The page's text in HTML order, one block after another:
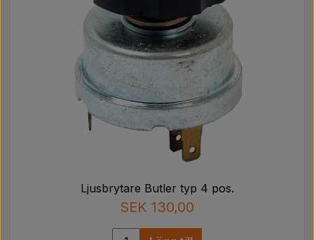
Ljusbrytare Butler typ 4 pos.
SEK 130,00